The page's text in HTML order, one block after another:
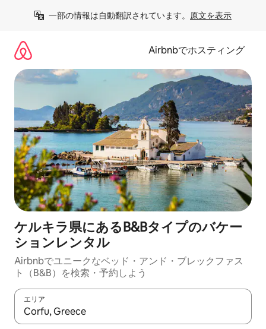
一部の情報は自動翻訳されています。 原文を表示
Airbnbでホスティング
ケルキラ県にあるB&Bタイプのバケー
ションレンタル
Airbnbでユニークなベッド・アンド・ブレックファス
ト（B&B）を検索・予約しよう
エリア
検索結果が表示されたら、上下の矢印キーを使って移動するか